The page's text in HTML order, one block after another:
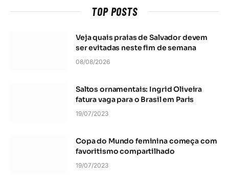
TOP POSTS
Veja quais praias de Salvador devem
ser evitadas neste fim de semana
08/08/2026
Saltos ornamentais: Ingrid Oliveira
fatura vaga para o Brasil em Paris
19/07/2023
Copa do Mundo feminina começa com
favoritismo compartilhado
19/07/2023